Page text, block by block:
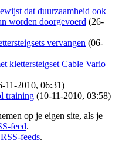
dat duurzaamheid ook
worden doorgevoerd (26-
vervangen (06-
klettersteigset Cable Vario
11-2010, 06:31)
training (10-11-2010, 03:58)
op je eigen site, als je
.
feeds.